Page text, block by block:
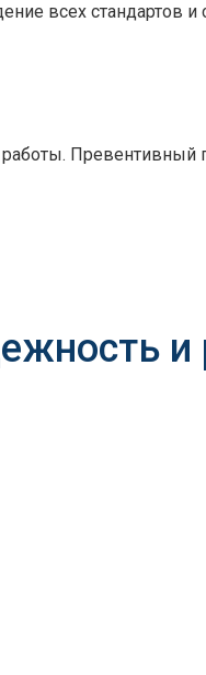
всех стандартов и
Превентивный
и